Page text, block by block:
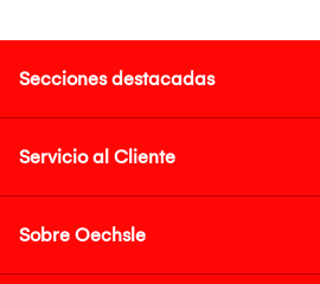
Secciones destacadas
Servicio al Cliente
Sobre Oechsle